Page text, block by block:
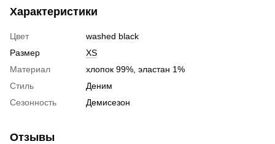
Характеристики
Цвет
washed black
Размер
XS
Материал
хлопок 99%, эластан 1%
Стиль
Деним
Сезонность
Демисезон
Отзывы